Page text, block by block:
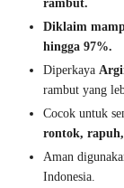
rambut.
Diklaim
hingga 97%.
Diperkaya
rambut yang
Cocok untuk
rontok,
Aman
Indonesia.